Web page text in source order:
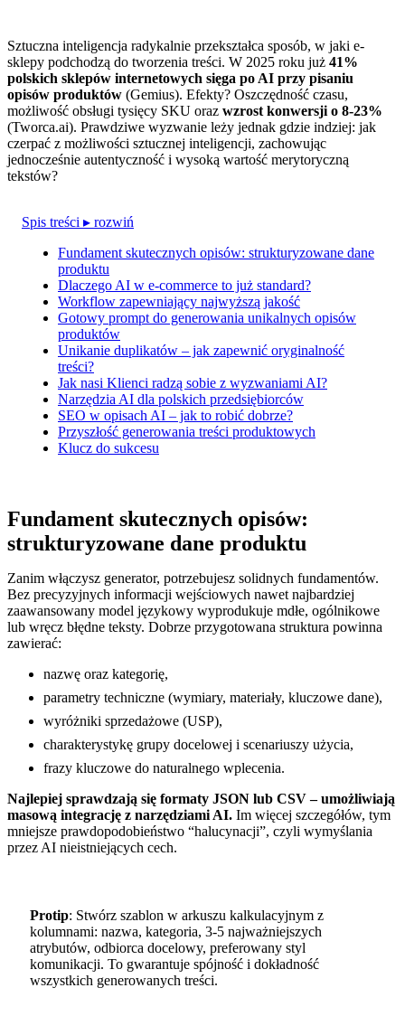
Sztuczna inteligencja radykalnie przekształca sposób, w jaki e-
sklepy podchodzą do tworzenia treści. W 2025 roku już 41%
polskich sklepów internetowych sięga po AI przy pisaniu
opisów produktów (Gemius). Efekty? Oszczędność czasu,
możliwość obsługi tysięcy SKU oraz wzrost konwersji o 8-23%
(Tworca.ai). Prawdziwe wyzwanie leży jednak gdzie indziej: jak
czerpać z możliwości sztucznej inteligencji, zachowując
jednocześnie autentyczność i wysoką wartość merytoryczną
tekstów?
Spis treści ▸ rozwiń
Fundament skutecznych opisów: strukturyzowane dane
produktu
Dlaczego AI w e-commerce to już standard?
Workflow zapewniający najwyższą jakość
Gotowy prompt do generowania unikalnych opisów
produktów
Unikanie duplikatów – jak zapewnić oryginalność
treści?
Jak nasi Klienci radzą sobie z wyzwaniami AI?
Narzędzia AI dla polskich przedsiębiorców
SEO w opisach AI – jak to robić dobrze?
Przyszłość generowania treści produktowych
Klucz do sukcesu
Fundament skutecznych opisów:
strukturyzowane dane produktu
Zanim włączysz generator, potrzebujesz solidnych fundamentów.
Bez precyzyjnych informacji wejściowych nawet najbardziej
zaawansowany model językowy wyprodukuje mdłe, ogólnikowe
lub wręcz błędne teksty. Dobrze przygotowana struktura powinna
zawierać:
nazwę oraz kategorię,
parametry techniczne (wymiary, materiały, kluczowe dane),
wyróżniki sprzedażowe (USP),
charakterystykę grupy docelowej i scenariuszy użycia,
frazy kluczowe do naturalnego wplecenia.
Najlepiej sprawdzają się formaty JSON lub CSV – umożliwiają
masową integrację z narzędziami AI. Im więcej szczegółów, tym
mniejsze prawdopodobieństwo “halucynacji”, czyli wymyślania
przez AI nieistniejących cech.
Protip: Stwórz szablon w arkuszu kalkulacyjnym z
kolumnami: nazwa, kategoria, 3-5 najważniejszych
atrybutów, odbiorca docelowy, preferowany styl
komunikacji. To gwarantuje spójność i dokładność
wszystkich generowanych treści.